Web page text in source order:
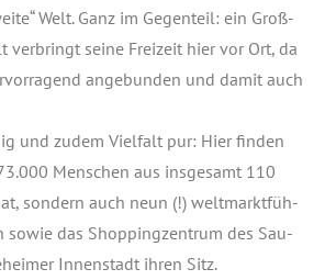
Welt. Ganz im Gegen­teil: ein Groß­
ver­bringt sei­ne Frei­zeit hier vor Ort, da
ange­bun­den und damit auch
und zudem Viel­falt pur: Hier fin­den
Men­schen aus ins­ge­samt 110
son­dern auch neun (!) welt­markt­füh­
sowie das Shop­ping­zen­trum des Sau­
Innen­stadt ihren Sitz.